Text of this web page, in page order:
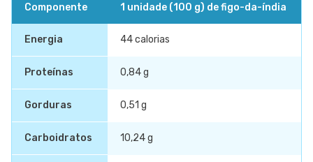
Componente 1 unidade (100 g) de figo-da-índia
Energia 44 calorias
Proteínas 0,84 g
Gorduras 0,51 g
Carboidratos 10,24 g